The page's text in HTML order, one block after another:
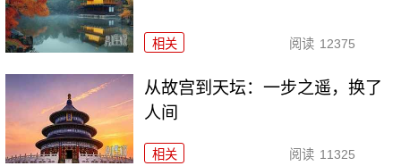
相关 阅读 12375
从故宫到天坛：一步之遥，换了
人间
相关 阅读 11325